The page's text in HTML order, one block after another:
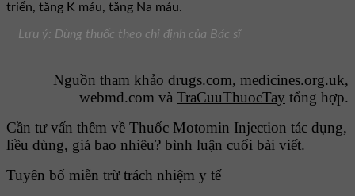
triển, tăng K máu, tăng Na máu.
Lưu ý: Dùng thuốc theo chỉ định của Bác sĩ
Nguồn tham khảo drugs.com, medicines.org.uk,
webmd.com và TraCuuThuocTay tổng hợp.
Cần tư vấn thêm về Thuốc Motomin Injection tác dụng,
liều dùng, giá bao nhiêu? bình luận cuối bài viết.
Tuyên bố miễn trừ trách nhiệm y tế